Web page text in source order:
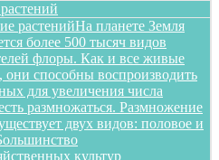
растенийНа планете Земля
более 500 тысяч видов
флоры. Как и все живые
они способны воспроизводить
для увеличения числа
размножаться. Размножение
двух видов: половое и
культур